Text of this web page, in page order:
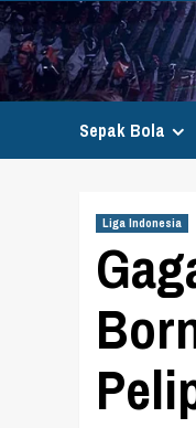
Skip
to
content
Sepak Bola
Liga Indonesia